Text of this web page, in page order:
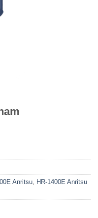
Anritsu, HR-1400E Anritsu